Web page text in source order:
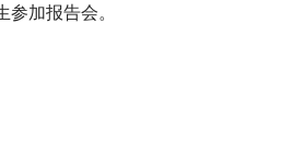
加报告会。